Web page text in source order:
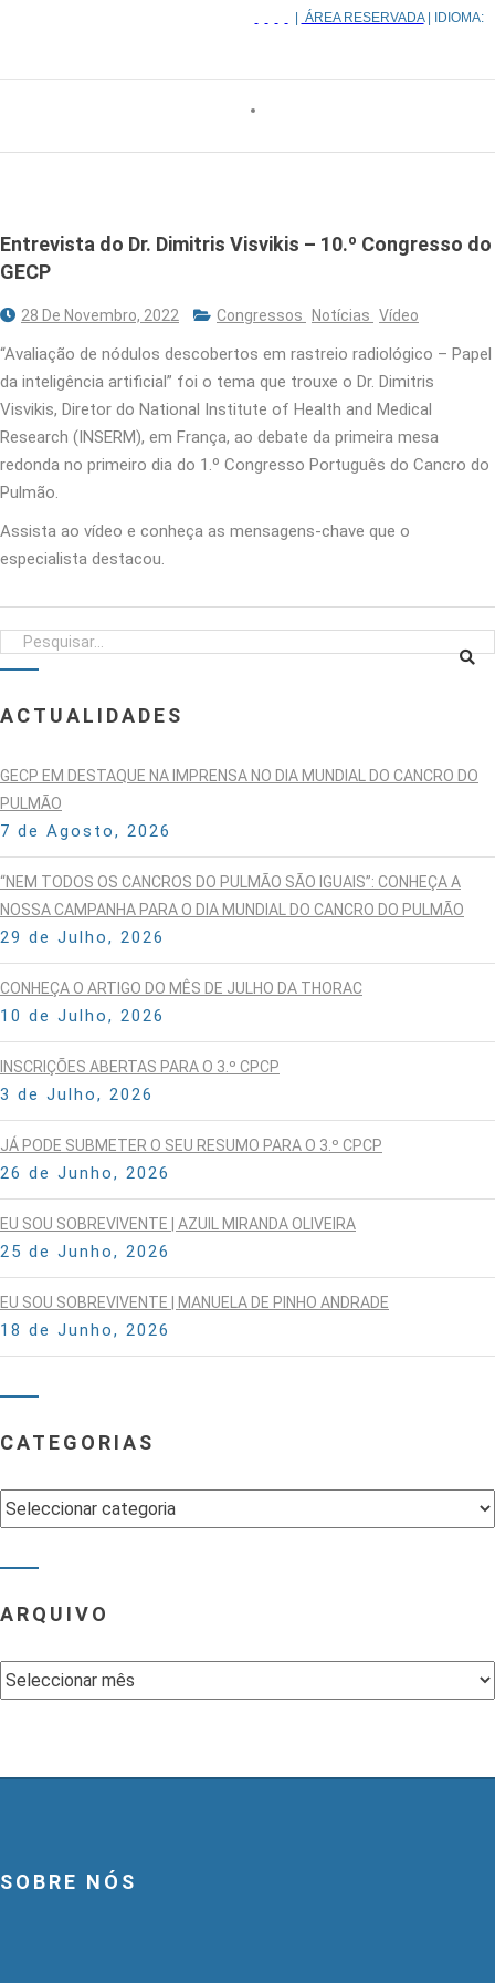
ÁREA RESERVADA| IDIOMA:
Entrevista do Dr. Dimitris Visvikis – 10.º Congresso do
GECP
28 De Novembro, 2022 Congressos Notícias Vídeo
“Avaliação de nódulos descobertos em rastreio radiológico – Papel
da inteligência artificial” foi o tema que trouxe o Dr. Dimitris
Visvikis, Diretor do National Institute of Health and Medical
Research (INSERM), em França, ao debate da primeira mesa
redonda no primeiro dia do 1.º Congresso Português do Cancro do
Pulmão.
Assista ao vídeo e conheça as mensagens-chave que o
especialista destacou.
ACTUALIDADES
GECP EM DESTAQUE NA IMPRENSA NO DIA MUNDIAL DO CANCRO DO
PULMÃO
7 de Agosto, 2026
“NEM TODOS OS CANCROS DO PULMÃO SÃO IGUAIS”: CONHEÇA A
NOSSA CAMPANHA PARA O DIA MUNDIAL DO CANCRO DO PULMÃO
29 de Julho, 2026
CONHEÇA O ARTIGO DO MÊS DE JULHO DA THORAC
10 de Julho, 2026
INSCRIÇÕES ABERTAS PARA O 3.º CPCP
3 de Julho, 2026
JÁ PODE SUBMETER O SEU RESUMO PARA O 3.º CPCP
26 de Junho, 2026
EU SOU SOBREVIVENTE | AZUIL MIRANDA OLIVEIRA
25 de Junho, 2026
EU SOU SOBREVIVENTE | MANUELA DE PINHO ANDRADE
18 de Junho, 2026
CATEGORIAS
Categorias
ARQUIVO
Arquivo
SOBRE NÓS